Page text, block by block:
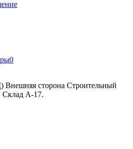
0
сторона Строительный
Склад А-17.